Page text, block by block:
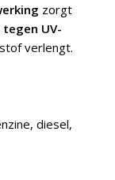
zorgt
UV-
verlengt.
diesel,